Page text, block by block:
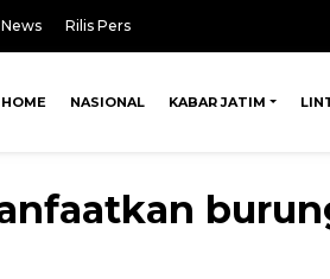
Rilis Pers
HOME NASIONAL KABAR JATIM